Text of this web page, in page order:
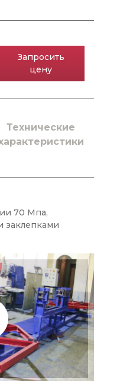
Технические
Запросить
цену
70 Мпа,
заклепками